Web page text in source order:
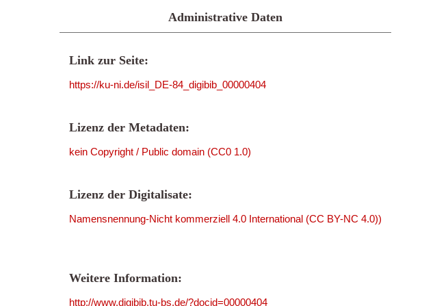
Administrative Daten
Link zur Seite:
https://ku-ni.de/isil_DE-84_digibib_00000404
Lizenz der Metadaten:
kein Copyright / Public domain (CC0 1.0)
Lizenz der Digitalisate:
Namensnennung-Nicht kommerziell 4.0 International (CC BY-NC 4.0))
Weitere Information:
http://www.digibib.tu-bs.de/?docid=00000404